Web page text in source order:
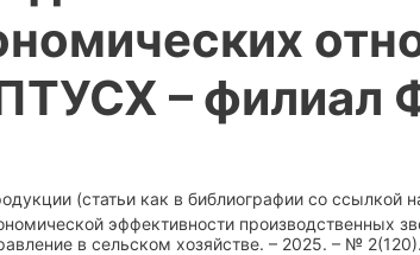
–
(статьи как в библиографии со ссылкой
эффективности производственных
в сельском хозяйстве. – 2025. – №